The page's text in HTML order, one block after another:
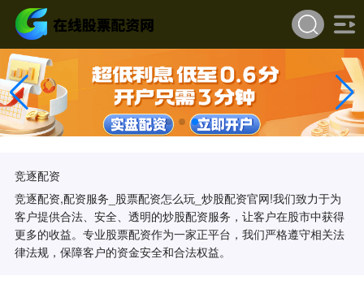
竞逐配资
竞逐配资,配资服务_股票配资怎么玩_炒股配资官网!我们致力于为
客户提供合法、安全、透明的炒股配资服务，让客户在股市中获得
更多的收益。专业股票配资作为一家正平台，我们严格遵守相关法
律法规，保障客户的资金安全和合法权益。